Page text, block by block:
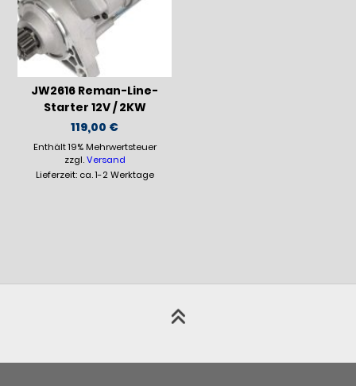
JW2616 Reman-Line-
Starter 12V / 2KW
119,00 €
Enthält 19% Mehrwertsteuer
zzgl.Versand
Lieferzeit: ca. 1-2 Werktage